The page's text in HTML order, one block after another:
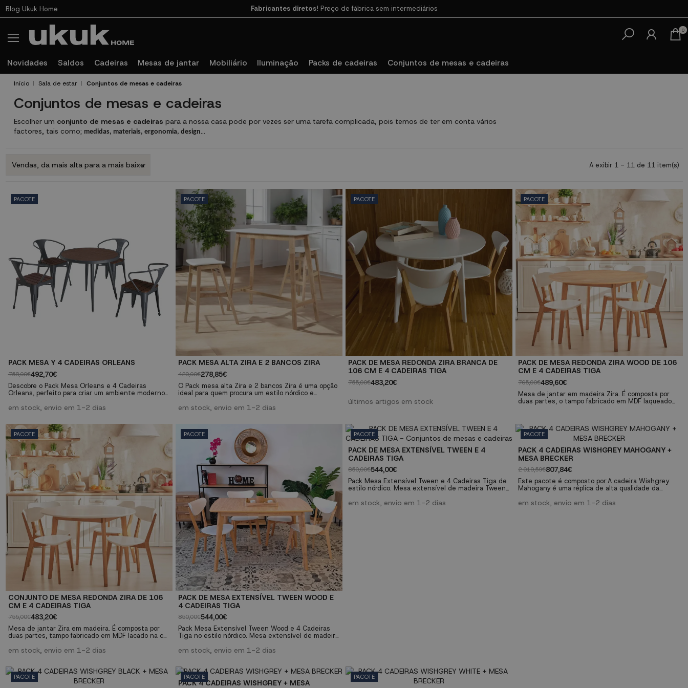
Blog Ukuk Home Pague em 3 vezesSEM JUROS com SeQura
0
Novidades Saldos Cadeiras Mesas de jantar Mobiliário Iluminação Packs de cadeiras Conjuntos de mesas e cadeiras
Início Sala de estar Conjuntos de mesas e cadeiras
Conjuntos de mesas e cadeiras
Escolher um conjunto de mesas e cadeiras para a nossa casa pode por vezes ser uma tarefa complicada, pois temos de ter em conta vários
factores, tais como; medidas, materiais, ergonomia, design...
A exibir 1 - 11 de 11 item(s)
PACOTE
PACK MESA Y 4 CADEIRAS ORLEANS
758,00€492,70€
Descobre o Pack Mesa Orleans e 4 Cadeiras
Orleans, perfeito para criar um ambiente moderno
exteriores cobertos. Este conjunto destaca-se
metal com efeito de madeira. Dimensões das
cadeiras: 54,5 x 48 x 77...
em stock, envio em 1-2 dias
PACOTE
PACK MESA ALTA ZIRA E 2 BANCOS ZIRA
429,00€278,85€
O Pack mesa alta Zira e 2 bancos Zira é uma opção
ideal para quem procura um estilo nórdico e
e materiais de alta qualidade, este conjunto é
fabricados em madeira de seringueira. Assento em
PVC branco. Mesa...
em stock, envio em 1-2 dias
PACOTE
PACK DE MESA REDONDA ZIRA BRANCA DE
106 CM E 4 CADEIRAS TIGA
755,00€483,20€
últimos artigos em stock
PACOTE
PACK DE MESA REDONDA ZIRA WOOD DE 106
CM E 4 CADEIRAS TIGA
765,00€489,60€
Mesa de jantar em madeira Zira. É composta por
duas partes, o tampo fabricado em MDF laqueado
a madeira clara com o branco do encosto e
assento. Pacote de mesa e cadeiras de jantar de
alta qualidade!
PACOTE
CONJUNTO DE MESA REDONDA ZIRA DE 106
CM E 4 CADEIRAS TIGA
755,00€483,20€
Mesa de jantar Zira em madeira. É composta por
duas partes, tampo fabricado em MDF lacado na cor
jantar em madeira estilo nórdico, combinando a
grande qualidade!
em stock, envio em 1-2 dias
PACOTE
PACK DE MESA EXTENSÍVEL TWEEN WOOD E
4 CADEIRAS TIGA
850,00€544,00€
Pack Mesa Extensível Tween Wood e 4 Cadeiras
Tiga no estilo nórdico. Mesa extensível de madeira
madeira maciça de borracha na cor natural. Cadeira
e do assento. Este pack de jantar completo é ideal
para qualquer espaço!
em stock, envio em 1-2 dias
PACOTE
PACK DE MESA EXTENSÍVEL TWEEN E 4
CADEIRAS TIGA
850,00€544,00€
Pack Mesa Extensível Tween e 4 Cadeiras Tiga de
estilo nórdico. Mesa extensível de madeira Tween
maciça de borracha em cor natural. Cadeira de
em stock, envio em 1-2 dias
PACOTE
PACK 4 CADEIRAS WISHGREY MAHOGANY +
MESA BRECKER
2 019,59€807,84€
Este pacote é composto por:A cadeira Wishgrey
Mahogany é uma réplica de alta qualidade da
cadeira CH24 ou cadeira Wegner, depois do seu
em stock, envio em 1-2 dias
PACOTE PACOTE
PACK 4 CADEIRAS WISHGREY + MESA
PACOTE